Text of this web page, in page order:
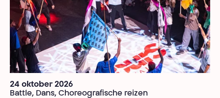
24 oktober 2026
Battle, Dans, Choreografische reizen